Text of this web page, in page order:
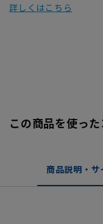
詳しくはこちら
この商品を使っ
商品説明・サ